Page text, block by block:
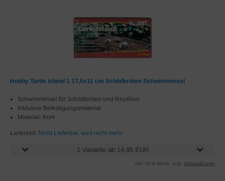
Hobby Turtle Island 1 17,5x11 cm Schildkröten Schwimminsel
Schwimminsel für Schildkröten und Reptilien
Inklusive Befestigungsmaterial
Material: Kork
Lieferzeit: Nicht Lieferbar, wird nicht mehr
1 Variante ab 14,95 EUR
inkl. 19 % MwSt. zzgl. Versandkosten